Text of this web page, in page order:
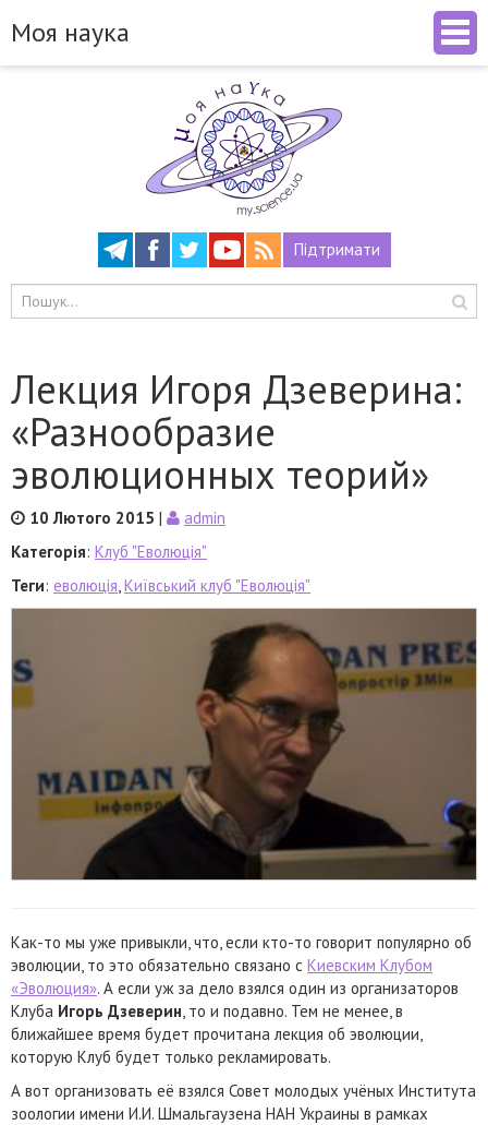
Підтримати
Моя наука
Лекция Игоря Дзеверина:
«Разнообразие
эволюционных теорий»
10 Лютого 2015 |
admin
Категорія: Клуб "Еволюція"
Теги: еволюція,Київський клуб "Еволюція"
Как-то мы уже привыкли, что, если кто-то говорит популярно об
эволюции, то это обязательно связано с Киевским Клубом
«Эволюция». А если уж за дело взялся один из организаторов
Клуба Игорь Дзеверин, то и подавно. Тем не менее, в
ближайшее время будет прочитана лекция об эволюции,
которую Клуб будет только рекламировать.
А вот организовать её взялся Совет молодых учёных Института
зоологии имени И.И. Шмальгаузена НАН Украины в рамках